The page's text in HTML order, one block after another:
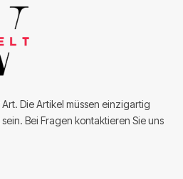
Die Artikel müssen einzigartig
Bei Fragen kontaktieren Sie uns